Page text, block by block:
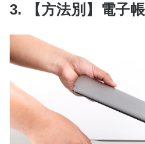
3. 【方法別】電子